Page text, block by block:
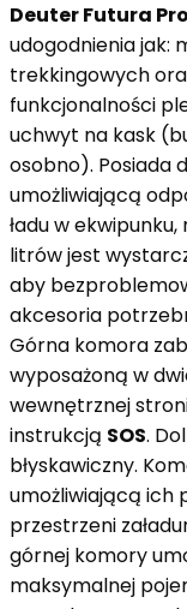
Deuter Futura
udogodnienia jak:
trekkingowych
funkcjonalności
uchwyt na kask
osobno). Posiada
umożliwiającą
ładu w
litrów jest
aby
akcesoria
Górna komora
wyposażoną w
wewnętrznej
instrukcją SOS.
błyskawiczny.
umożliwiającą ich
przestrzeni
górnej komory
maksymalnej